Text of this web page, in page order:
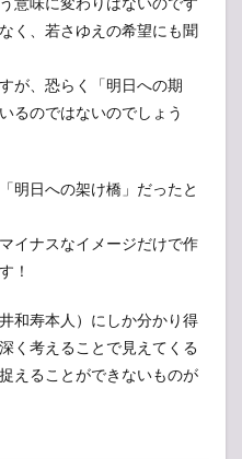
く、若さゆえの希望にも聞
が、恐らく「明日への期
るのではないのでしょう
明日への架け橋」だったと
イナスなイメージだけで作
！
和寿本人）にしか分かり得
く考えることで見えてくる
えることができないものが